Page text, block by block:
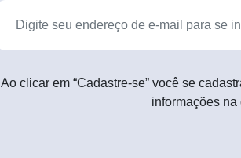
Ao clicar em “Cadastre-se” você se
informações